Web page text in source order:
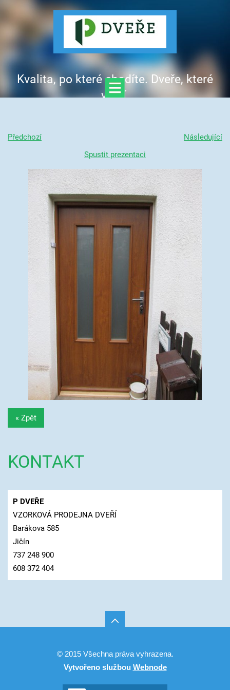
Kvalita, po které chodíte. Dveře, které
vítají.
Předchozí
Následující
Spustit prezentaci
« Zpět
KONTAKT
P DVEŘE
VZORKOVÁ PRODEJNA DVEŘÍ
Barákova 585
Jičín
737 248 900
608 372 404
© 2015 Všechna práva vyhrazena.
Vytvořeno službou Webnode